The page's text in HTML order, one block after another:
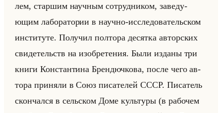
лем, стар­шим на­уч­ным со­труд­ни­ком, за­ве­ду­
ющим ла­бо­ра­то­рии в на­уч­но-ис­сле­до­ва­тельском
ин­сти­ту­те. По­лу­чил пол­то­ра де­сят­ка ав­тор­ских
сви­де­тельств на изоб­ре­те­ния. Были из­да­ны три
книги Кон­стан­ти­на Брен­дюч­ко­ва, после чего ав­
то­ра при­ня­ли в Союз пи­са­те­лей СССР. Пи­са­тель
скон­чал­ся в сельском Доме культу­ры (в ра­бо­чем